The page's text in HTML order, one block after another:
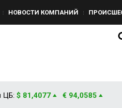
НОВОСТИ КОМПАНИЙ
ЦБ: $ 81,4077 € 94,0585